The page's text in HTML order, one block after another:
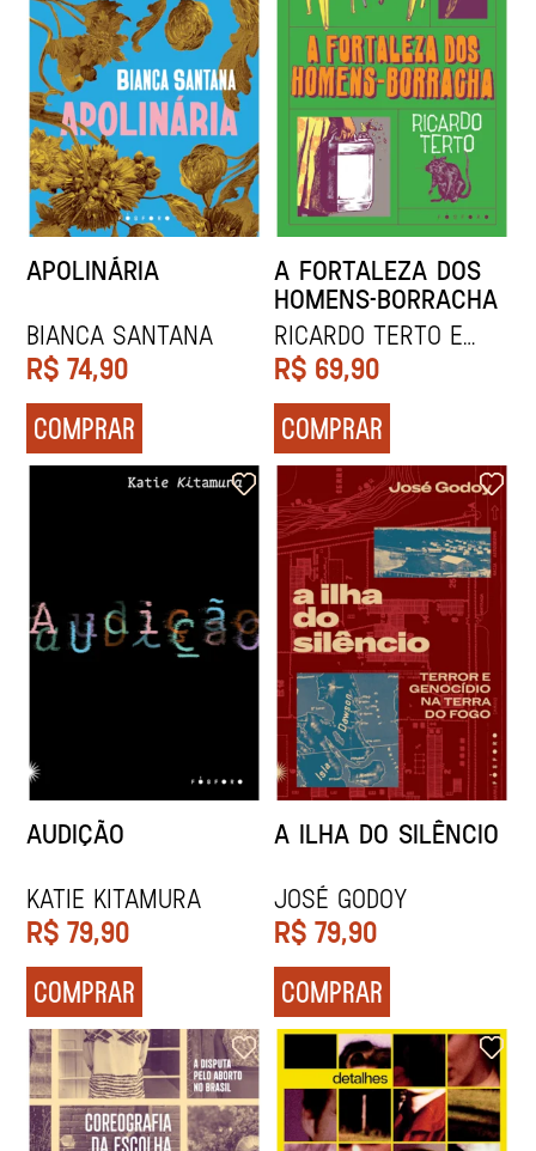
APOLINÁRIA
BIANCA SANTANA
R$ 74,90
COMPRAR
A FORTALEZA DOS
HOMENS-BORRACHA
Ricardo Terto e
Oga Mendonça
R$ 69,90
COMPRAR
AUDIÇÃO
KATIE KITAMURA
R$ 79,90
COMPRAR
A ILHA DO SILÊNCIO
JOSÉ GODOY
R$ 79,90
COMPRAR